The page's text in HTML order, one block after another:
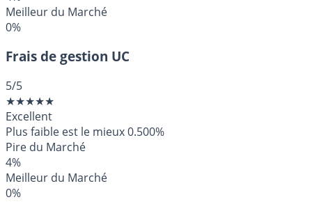
Meilleur du Marché
0%
Frais de gestion UC
5/5
★★★★★
Excellent
Plus faible est le mieux0.500%
Pire du Marché
4%
Meilleur du Marché
0%